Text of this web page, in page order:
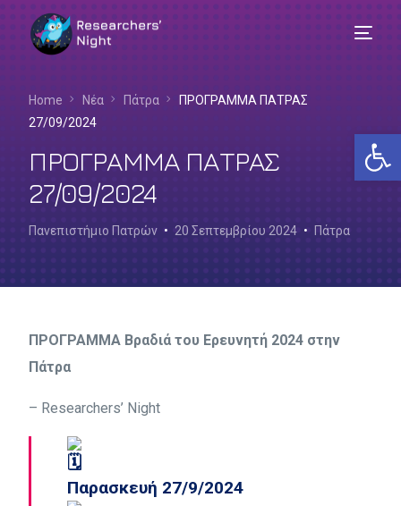
Home Νέα Πάτρα
ΠΡΟΓΡΑΜΜΑ ΠΑΤΡΑΣ
27/09/2024
ΠΡΟΓΡΑΜΜΑ ΠΑΤΡΑΣ
27/09/2024
Πανεπιστήμιο Πατρών 20 Σεπτεμβρίου 2024 Πάτρα
ΠΡΟΓΡΑΜΜΑ Βραδιά του Ερευνητή 2024 στην
Πάτρα
– Researchers’ Night
Παρασκευή 27/9/2024
Ελληνικά